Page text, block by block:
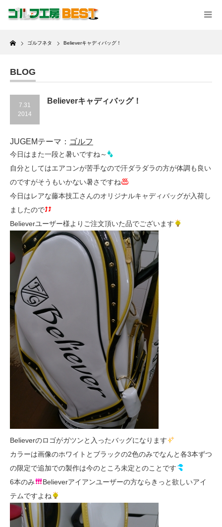
Home
ゴルフネタ Believerキャディバッグ！
BLOG
7.31
2014
Believerキャディバッグ！
JUGEMテーマ： ゴルフ
今日はまた一段と暑いですね～
自分としてはエアコンが苦手なので汗ダラダラの方が体調も良い
のですがそうもいかない暑さですね
今日はレアな藤本技工さんのオリジナルキャディバッグが入荷し
ましたので
Believerユーザー様よりご注文頂いた品でございます
Believerのロゴがガツンと入ったバッグになります
カラーは画像のホワイトとブラックの2色のみでなんと各3本ずつ
の限定で追加での製作は今のところ未定とのことです
6本のみ
Believerアイアンユーザーの方ならきっと欲しいアイ
テムですよね